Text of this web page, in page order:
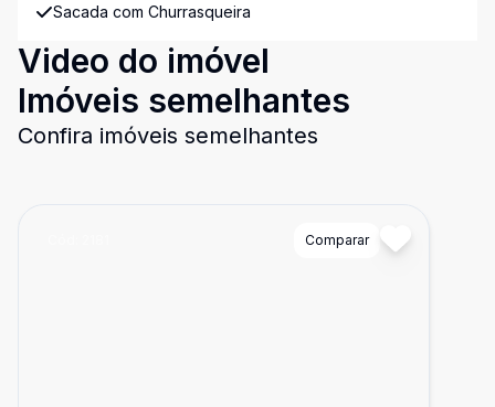
Sacada com Churrasqueira
Video do imóvel
Imóveis semelhantes
Confira imóveis semelhantes
Comparar